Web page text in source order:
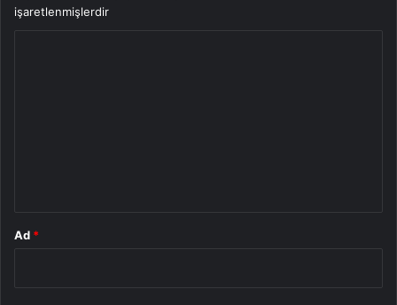
işaretlenmişlerdir
Ad *